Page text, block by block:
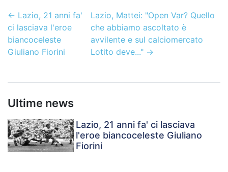
← Lazio, 21 anni fa'
ci lasciava l'eroe
biancoceleste
Giuliano Fiorini
Lazio, Mattei: "Open Var? Quello
che abbiamo ascoltato è
avvilente e sul calciomercato
Lotito deve..."→
Ultime news
Lazio, 21 anni fa' ci lasciava
l'eroe biancoceleste Giuliano
Fiorini